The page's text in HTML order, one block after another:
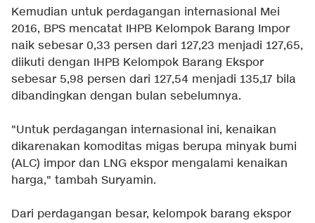
Kemudian untuk perdagangan internasional Mei
2016, BPS mencatat IHPB Kelompok Barang Impor
naik sebesar 0,33 persen dari 127,23 menjadi 127,65,
diikuti dengan IHPB Kelompok Barang Ekspor
sebesar 5,98 persen dari 127,54 menjadi 135,17 bila
dibandingkan dengan bulan sebelumnya.
"Untuk perdagangan internasional ini, kenaikan
dikarenakan komoditas migas berupa minyak bumi
(ALC) impor dan LNG ekspor mengalami kenaikan
harga," tambah Suryamin.
Dari perdagangan besar, kelompok barang ekspor